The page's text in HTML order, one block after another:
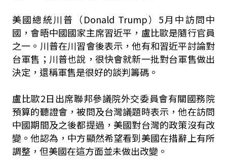
美國總統川普（Donald Trump）5月中訪問中
國，會晤中國國家主席習近平，盧比歐是隨行官員
之一。川普在川習會後表示，他有和習近平討論對
台軍售；川普也說，很快會就新一批對台軍售做出
決定，還稱軍售是很好的談判籌碼。
盧比歐2日出席聯邦參議院外交委員會有關國務院
預算的聽證會，被問及台灣議題時表示，他在訪問
中國期間及之後都提過，美國對台灣的政策沒有改
變。他認為，中方顯然希望看到美國在措辭上有所
調整，但美國在這方面並未做出改變。